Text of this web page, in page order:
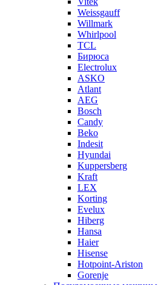
Weissgauff
Willmark
Whirlpool
TCL
Бирюса
Electrolux
ASKO
Atlant
AEG
Bosch
Candy
Beko
Indesit
Hyundai
Kuppersberg
Kraft
LEX
Korting
Evelux
Hiberg
Hansa
Haier
Hisense
Hotpoint-Ariston
Gorenje